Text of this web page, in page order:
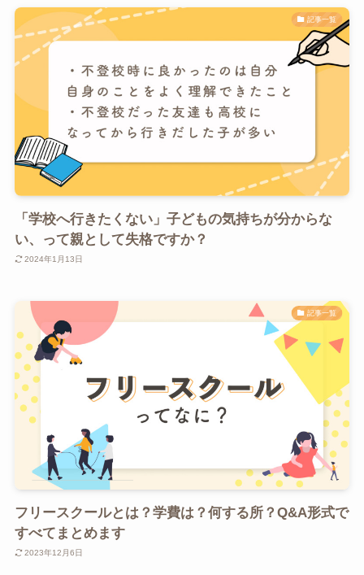
記事一覧
「学校へ行きたくない」子どもの気持ちが分からな
い、って親として失格ですか？
2024年1月13日
記事一覧
フリースクールとは？学費は？何する所？Q&A形式で
すべてまとめます
2023年12月6日